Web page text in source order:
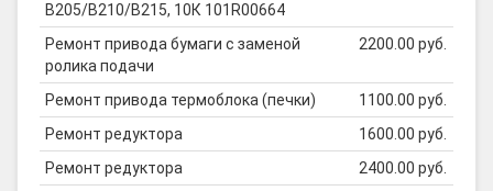
B205/B210/B215, 10К 101R00664
Ремонт привода бумаги с заменой
ролика подачи
2200.00 руб.
Ремонт привода термоблока (печки)
1100.00 руб.
Ремонт редуктора
1600.00 руб.
Ремонт редуктора
2400.00 руб.